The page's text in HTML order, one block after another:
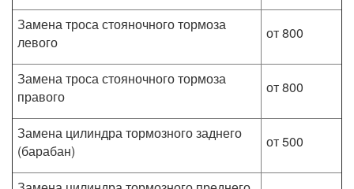
Замена троса стояночного тормоза
левого
от 800
Замена троса стояночного тормоза
правого
от 800
Замена цилиндра тормозного заднего
(барабан)
от 500